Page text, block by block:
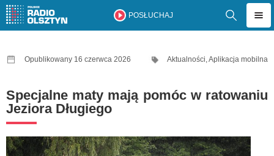
POSŁUCHAJ
Opublikowany 16 czerwca 2026 Aktualności,Aplikacja mobilna
Specjalne maty mają pomóc w ratowaniu
Jeziora Długiego